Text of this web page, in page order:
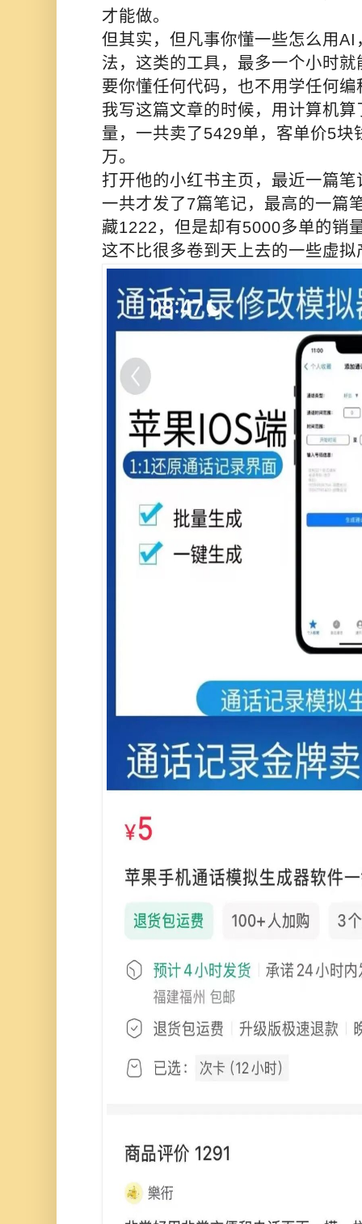
才能做。
但其实，但凡事你懂一些怎么用
法，这类的工具，最多一个小时
要你懂任何代码，也不用学任何编
我写这篇文章的时候，用计算机
量，一共卖了5429单，客单价5
万。
打开他的小红书主页，最近一篇
一共才发了7篇笔记，最高的一篇
藏1222，但是却有5000多单的销
这不比很多卷到天上去的一些虚